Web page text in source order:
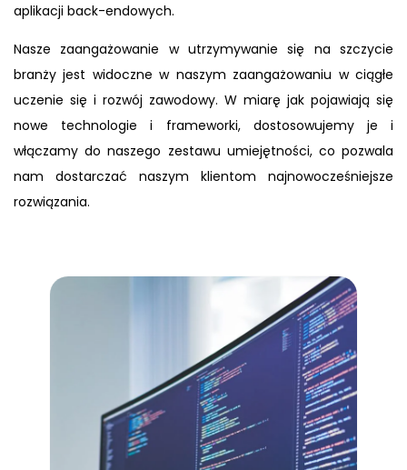
aplikacji back-endowych.
Nasze zaangażowanie w utrzymywanie się na szczycie
branży jest widoczne w naszym zaangażowaniu w ciągłe
uczenie się i rozwój zawodowy. W miarę jak pojawiają się
nowe technologie i frameworki, dostosowujemy je i
włączamy do naszego zestawu umiejętności, co pozwala
nam dostarczać naszym klientom najnowocześniejsze
rozwiązania.